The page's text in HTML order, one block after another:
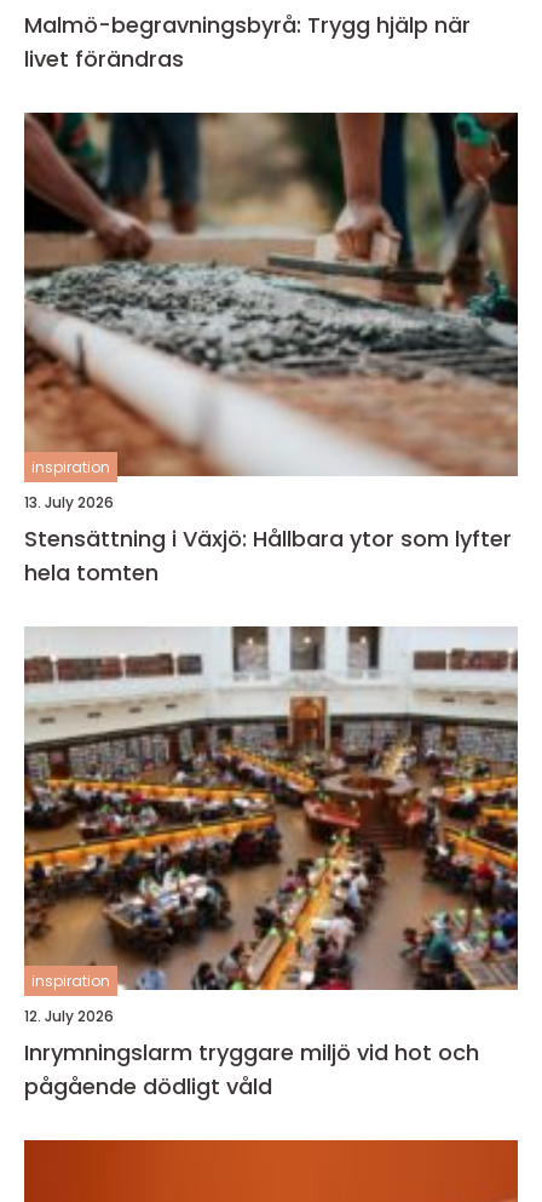
Malmö-begravningsbyrå: Trygg hjälp när
livet förändras
inspiration
13. July 2026
Stensättning i Växjö: Hållbara ytor som lyfter
hela tomten
inspiration
12. July 2026
Inrymningslarm tryggare miljö vid hot och
pågående dödligt våld